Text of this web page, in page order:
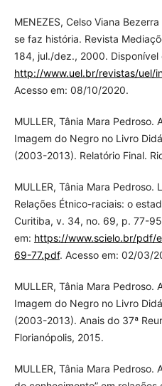
MENEZES, Celso Viana
se faz história. Revista
184, jul./dez., 2000. Disponível
http://www.uel.br/revistas/uel/
Acesso em: 08/10/2020.
MULLER, Tânia Mara
Imagem do Negro no Livro
(2003-2013). Relatório Final.
MULLER, Tânia Mara
Relações Étnico-raciais: o
Curitiba, v. 34, no. 69, p. 77-
em: https://www.scielo.br/
69-77.pdf. Acesso em: 02/03/
MULLER, Tânia Mara
Imagem do Negro no Livro
(2003-2013). Anais do 37ª
Florianópolis, 2015.
MULLER, Tânia Mara Pedroso.